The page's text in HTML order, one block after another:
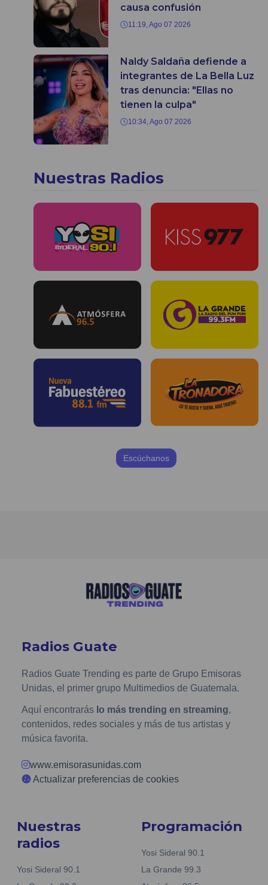
causa confusión
11:19, Ago 07 2026
Naldy Saldaña defiende a
integrantes de La Bella Luz
tras denuncia: "Ellas no
tienen la culpa"
10:34, Ago 07 2026
Nuestras Radios
Escúchanos
Radios Guate
Radios Guate Trending es parte de Grupo Emisoras
Unidas, el primer grupo Multimedios de Guatemala.
Aquí encontrarás lo más trending en streaming,
contenidos, redes sociales y más de tus artistas y
música favorita.
www.emisorasunidas.com
Actualizar preferencias de cookies
Nuestras
radios
Yosi Sideral 90.1
Programación
Yosi Sideral 90.1
La Grande 99.3